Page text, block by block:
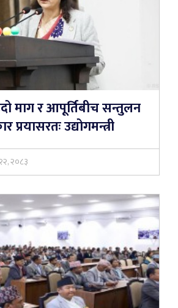
माग र आपूर्तिबीच सन्तुलन
प्रयासरतः उद्योगमन्त्री
२०८३